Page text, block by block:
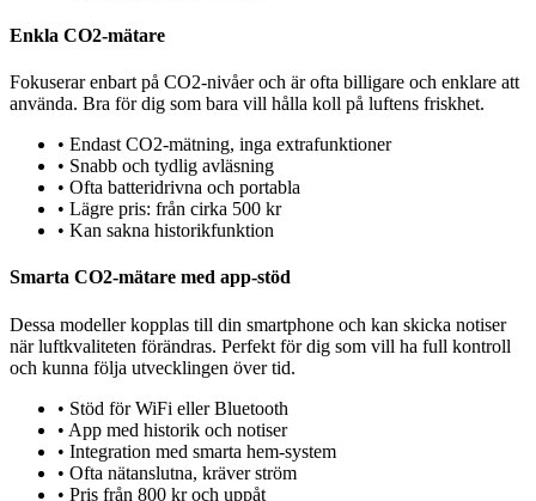
Enkla CO2-mätare
Fokuserar enbart på CO2-nivåer och är ofta billigare och enklare att
använda. Bra för dig som bara vill hålla koll på luftens friskhet.
• Endast CO2-mätning, inga extrafunktioner
• Snabb och tydlig avläsning
• Ofta batteridrivna och portabla
• Lägre pris: från cirka 500 kr
• Kan sakna historikfunktion
Smarta CO2-mätare med app-stöd
Dessa modeller kopplas till din smartphone och kan skicka notiser
när luftkvaliteten förändras. Perfekt för dig som vill ha full kontroll
och kunna följa utvecklingen över tid.
• Stöd för WiFi eller Bluetooth
• App med historik och notiser
• Integration med smarta hem-system
• Ofta nätanslutna, kräver ström
• Pris från 800 kr och uppåt